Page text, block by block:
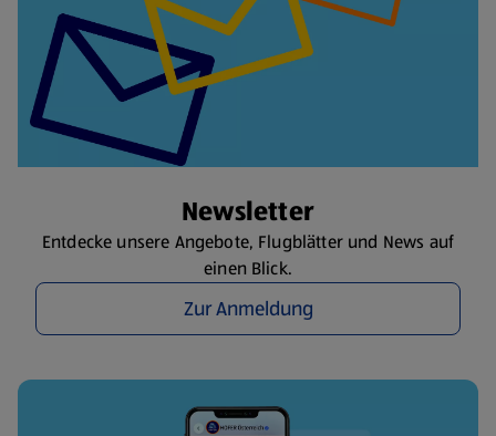
Newsletter
Entdecke unsere Angebote, Flugblätter und News auf
einen Blick.
Zur Anmeldung